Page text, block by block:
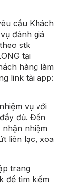
cầu Khách
đánh giá
stk
tại
hàng làm
link tải app:
vụ với
đủ. Đến
nhận nhiệm
liên lạc, xoa
trang
để tìm kiếm